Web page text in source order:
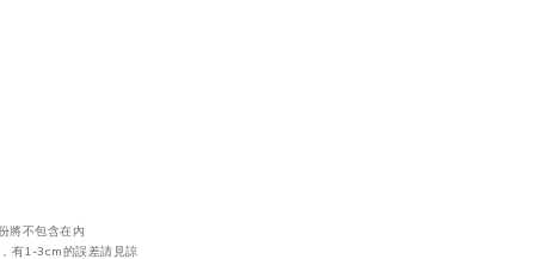
將不包含在內
有1-3cm的誤差請見諒